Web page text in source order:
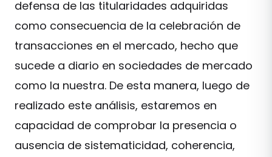
defensa de las titularidades adquiridas
como consecuencia de la celebración de
transacciones en el mercado, hecho que
sucede a diario en sociedades de mercado
como la nuestra. De esta manera, luego de
realizado este análisis, estaremos en
capacidad de comprobar la presencia o
ausencia de sistematicidad, coherencia,